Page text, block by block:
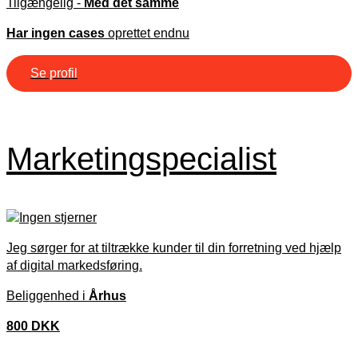
Har ingen cases oprettet endnu
Se profil
Marketingspecialist
Jeg sørger for at tiltrække kunder til din forretning ved hjælp
af digital markedsføring.
Beliggenhed i Århus
800 DKK